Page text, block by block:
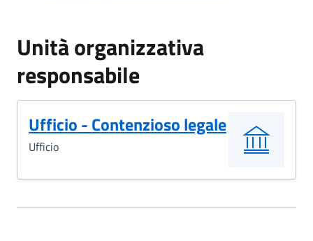
Unità organizzativa
responsabile
Ufficio - Contenzioso legale
Ufficio